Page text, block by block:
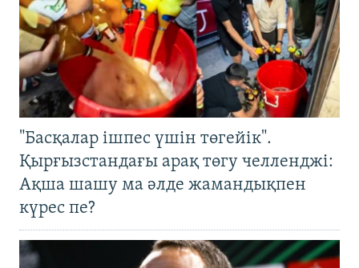
"Басқалар ішпес үшін төгейік".
Қырғызстандағы арақ төгу челленджі:
Ақша шашу ма әлде жамандықпен
күрес пе?